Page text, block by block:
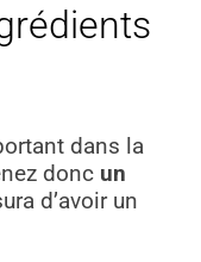
dans la
donc un
d’avoir un